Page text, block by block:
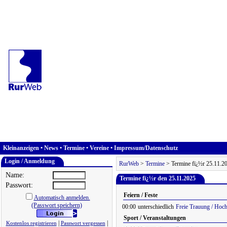
Kleinanzeigen • News • Termine • Vereine • Impressum/Datenschutz
Login / Anmeldung
Name:
Passwort:
Automatisch anmelden.
(Passwort speichern)
Kostenlos registrieren| Passwort vergessen|
RurWeb > Termine > Termine fï¿½r
Termine fï¿½r den 25.11.2025
Feiern / Feste
00:00 unterschiedlich Freie Trauung /
Sport / Veranstaltungen